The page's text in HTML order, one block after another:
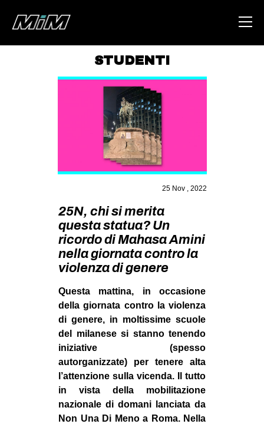
ABOUT
AREA
DEGENERAZIONE
GAZA FREESTYLE
CSOA LAMBRETTA
MSM
STUDENTI TSUNAMI
ZAM
MILANO
MOBILITAZIONI
SPAZI
SPORT POPOLARE
AMBIENTE
ANTIFASCISMO
DIRITTO ALL’ABITARE
STUDENTI
25 Nov , 2022
25N, chi si merita
questa statua? Un
ricordo di Mahasa Amini
nella giornata contro la
violenza di genere
Questa mattina, in occasione
della giornata contro la violenza
di genere, in moltissime scuole
del milanese si stanno tenendo
iniziative (spesso
autorganizzate) per tenere alta
l’attenzione sulla vicenda. Il tutto
in vista della mobilitazione
nazionale di domani lanciata da
Non Una Di Meno a Roma. Nella